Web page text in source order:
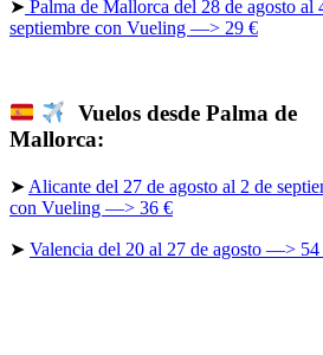
➤ Palma de Mallorca del 28 de agosto al
septiembre con Vueling —> 29 €
Vuelos desde Palma de
Mallorca:
➤ Alicante del 27 de agosto al 2 de
con Vueling —> 36 €
➤ Valencia del 20 al 27 de agosto —> 54